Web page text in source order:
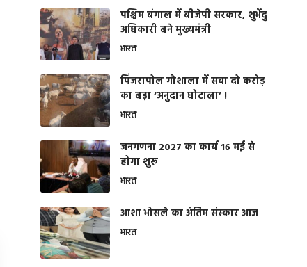
पश्चिम बंगाल में बीजेपी सरकार, शुभेंदु
अधिकारी बने मुख्यमंत्री
भारत
​पिंजरापोल गौशाला में सवा दो करोड़
का बड़ा ‘अनुदान घोटाला’ !
भारत
जनगणना 2027 का कार्य 16 मई से
होगा शुरू
भारत
आशा भोसले का अंतिम संस्कार आज
भारत